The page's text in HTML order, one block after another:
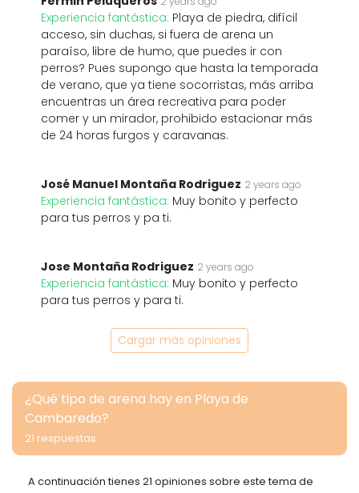
Experiencia fantástica: Playa de piedra, difícil
acceso, sin duchas, si fuera de arena un
paraíso, libre de humo, que puedes ir con
perros? Pues supongo que hasta la temporada
de verano, que ya tiene socorristas, más arriba
encuentras un área recreativa para poder
comer y un mirador, prohibido estacionar más
de 24 horas furgos y caravanas.
José Manuel Montaña Rodriguez 2 years ago
Experiencia fantástica: Muy bonito y perfecto
para tus perros y pa ti.
Jose Montaña Rodriguez 2 years ago
Experiencia fantástica: Muy bonito y perfecto
para tus perros y para ti.
Cargar más opiniones
¿Qué tipo de arena hay en Playa de
Cambaredo?
21 respuestas
A continuación tienes 21 opiniones sobre este tema de